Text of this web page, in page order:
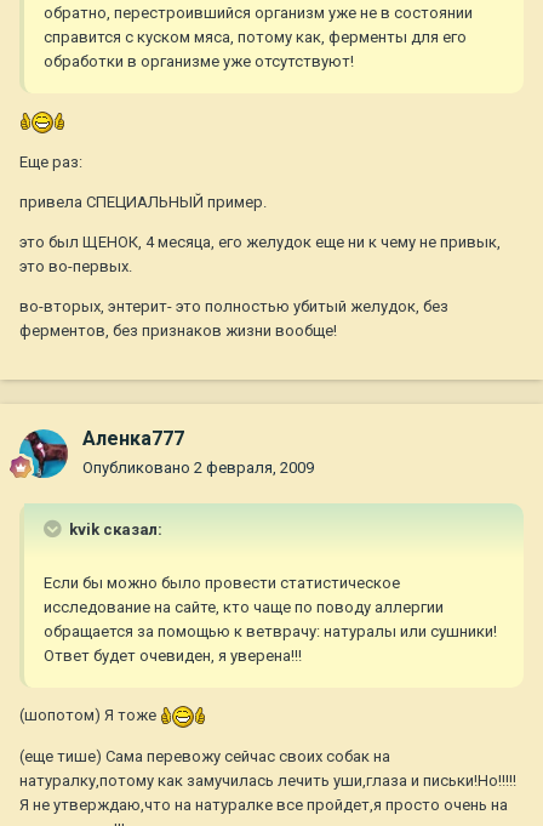
обратно, перестроившийся организм уже не в состоянии
справится с куском мяса, потому как, ферменты для его
обработки в организме уже отсутствуют!
Еще раз:
привела СПЕЦИАЛЬНЫЙ пример.
это был ЩЕНОК, 4 месяца, его желудок еще ни к чему не привык,
это во-первых.
во-вторых, энтерит- это полностью убитый желудок, без
ферментов, без признаков жизни вообще!
Аленка777
Опубликовано 2 февраля, 2009
kvik сказал:
Если бы можно было провести статистическое
исследование на сайте, кто чаще по поводу аллергии
обращается за помощью к ветврачу: натуралы или сушники!
Ответ будет очевиден, я уверена!!!
(шопотом) Я тоже
(еще тише) Сама перевожу сейчас своих собак на
натуралку,потому как замучилась лечить уши,глаза и письки!Но!!!!!
Я не утверждаю,что на натуралке все пройдет,я просто очень на